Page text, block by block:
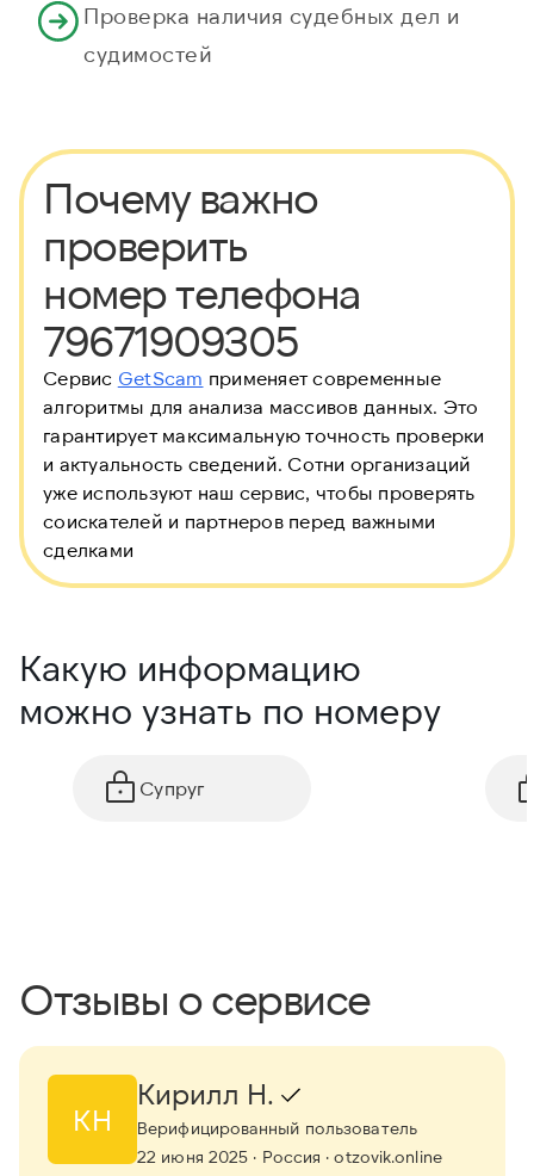
Проверка наличия судебных дел и
судимостей
Почему важно
проверить
номер телефона
79671909305
Сервис GetScam применяет современные
алгоритмы для анализа массивов данных. Это
гарантирует максимальную точность проверки
и актуальность сведений. Сотни организаций
уже используют наш сервис, чтобы проверять
соискателей и партнеров перед важными
сделками
Какую информацию
можно узнать по номеру
Супруг
Отзывы о сервисе
КН
Кирилл Н.
Верифицированный пользователь
22 июня 2025 · Россия · otzovik.online